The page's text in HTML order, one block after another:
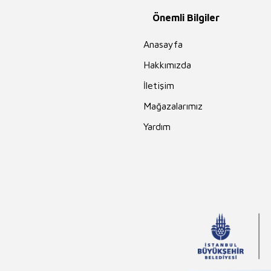
Önemli Bilgiler
Anasayfa
Hakkımızda
İletişim
Mağazalarımız
Yardım